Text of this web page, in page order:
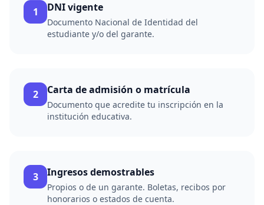
1 DNI vigente
Documento Nacional de Identidad del
estudiante y/o del garante.
2 Carta de admisión o matrícula
Documento que acredite tu inscripción en la
institución educativa.
3 Ingresos demostrables
Propios o de un garante. Boletas, recibos por
honorarios o estados de cuenta.